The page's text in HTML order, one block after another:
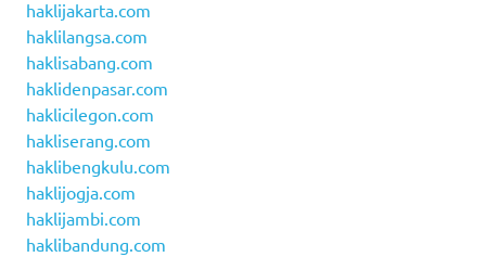
haklijakarta.com
haklilangsa.com
haklisabang.com
haklidenpasar.com
haklicilegon.com
hakliserang.com
haklibengkulu.com
haklijogja.com
haklijambi.com
haklibandung.com